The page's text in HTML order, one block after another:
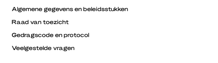
Algemene gegevens en beleidsstukken
Raad van toezicht
Gedragscode en protocol
Veelgestelde vragen